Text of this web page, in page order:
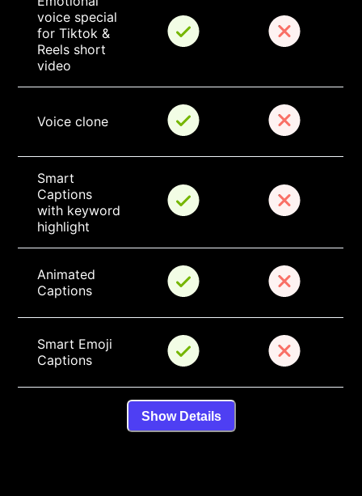
voice special
for Tiktok &
Reels short
video
Voice clone
Smart
Captions
with keyword
highlight
Animated
Captions
Smart Emoji
Captions
Show Details